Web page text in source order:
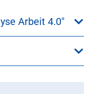
Arbeit 4.0"